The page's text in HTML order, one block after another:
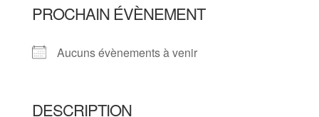
PROCHAIN ÉVÈNEMENT
Aucuns évènements à venir
DESCRIPTION